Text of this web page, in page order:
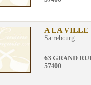
A LA VILLE
Sarrebourg
63 GRAND
57400